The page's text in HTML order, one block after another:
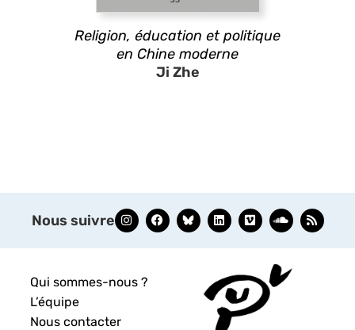
Religion, éducation et politique
en Chine moderne
Ji Zhe
Nous suivre
Qui sommes-nous ?
L’équipe
Nous contacter